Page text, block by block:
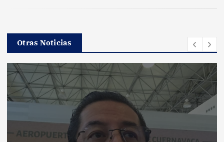
Otras Noticias